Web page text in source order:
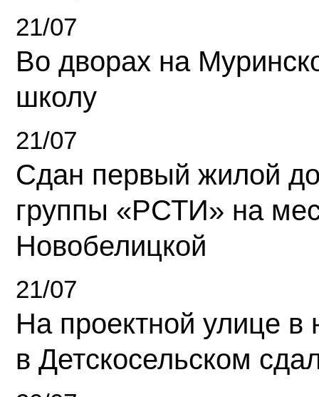
21/07
Во дворах на
школу
21/07
Сдан первый жилой
группы «РСТИ» на
Новобелицкой
21/07
На проектной улице
в Детскосельском